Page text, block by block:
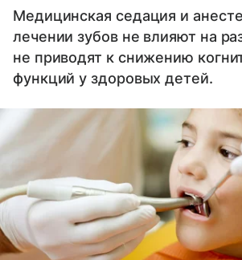
Медицинская седация и
лечении зубов не влияют на
не приводят к снижению
функций у здоровых детей.